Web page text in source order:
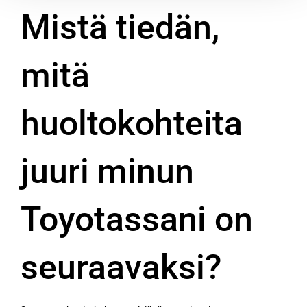
Mistä tiedän,
mitä
huoltokohteita
juuri minun
Toyotassani on
seuraavaksi?